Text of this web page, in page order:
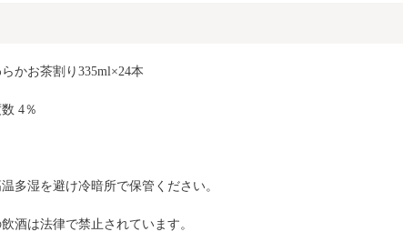
かお茶割り335ml×24本
4％
多湿を避け冷暗所で保管ください。
酒は法律で禁止されています。